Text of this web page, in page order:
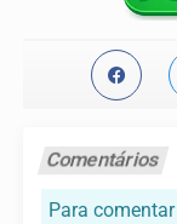
Comentários
Para